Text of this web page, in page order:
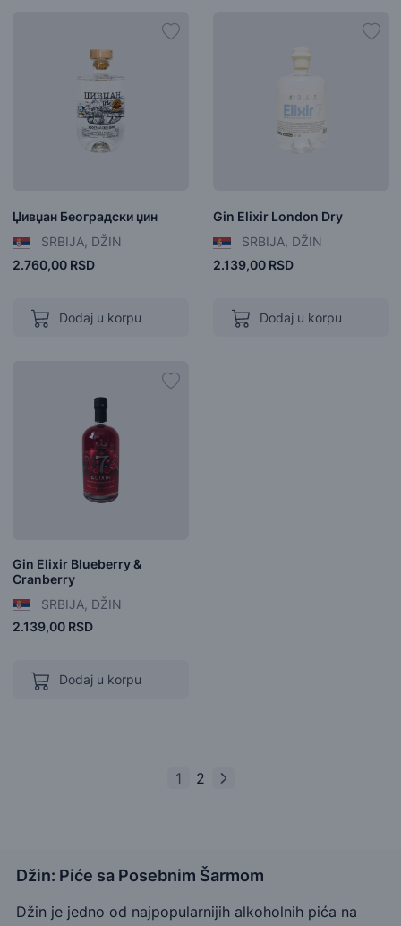
Џивџан Београдски џин
SRBIJA, DŽIN
2.760,00 RSD
Dodaj u korpu
Gin Elixir London Dry
SRBIJA, DŽIN
2.139,00 RSD
Dodaj u korpu
Gin Elixir Blueberry &
Cranberry
SRBIJA, DŽIN
2.139,00 RSD
Dodaj u korpu
1 2
Džin: Piće sa Posebnim Šarmom
Džin je jedno od najpopularnijih alkoholnih pića na